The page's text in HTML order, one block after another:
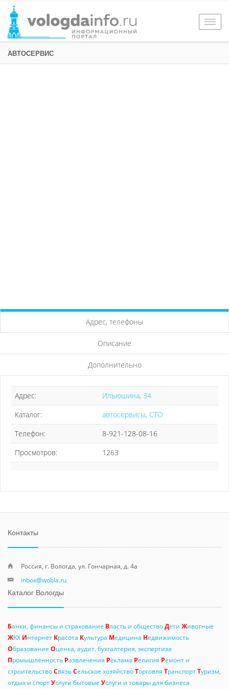
АВТОСЕРВИС
Адрес, телефоны
Описание
Дополнительно
Адрес:
Ильюшина, 34
Каталог:
автосервисы, СТО
Телефон:
8-921-128-08-16
Просмотров:
1263
Контакты
Россия, г. Вологда, ул. Гончарная, д. 4а
inbox@wobla.ru
Каталог Вологды
Банки, финансы и страхование Власть и обществоДети Животные
ЖКХ Интернет Красота Культура Медицина Недвижимость
Образование Оценка, аудит, бухгалтерия, экспертиза
Промышленность Развлечения Реклама Религия Ремонт и
строительствоСвязьСельское хозяйствоТорговля ТранспортТуризм,
отдых и спортУслуги бытовые Услуги и товары для бизнеса